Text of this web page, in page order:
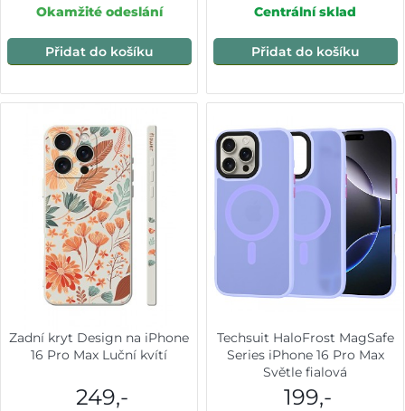
Okamžité odeslání
Přidat do košíku
Centrální sklad
Přidat do košíku
Zadní kryt Design na iPhone
16 Pro Max Luční kvítí
249,-
Techsuit HaloFrost MagSafe
Series iPhone 16 Pro Max
Světle fialová
199,-